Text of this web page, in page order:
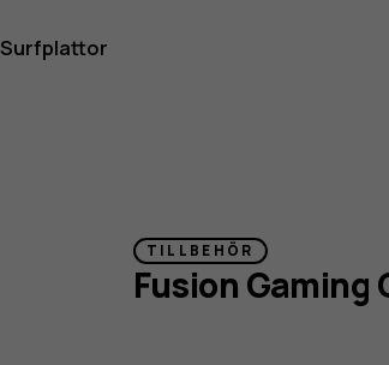
Surfplattor
TILLBEHÖR
Fusion